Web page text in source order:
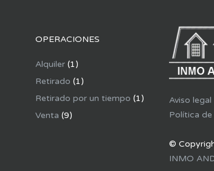
OPERACIONES
Alquiler (1)
Retirado (1)
Retirado por un tiempo (1)
Venta (9)
Aviso legal
Política
©
INMO